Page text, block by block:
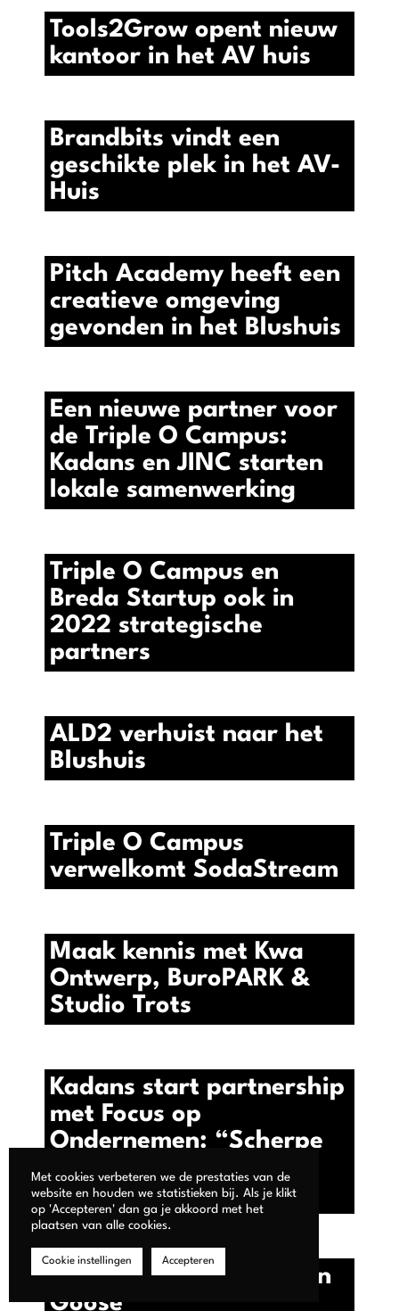
Tools2Grow opent nieuw
kantoor in het AV huis
Brandbits vindt een
geschikte plek in het AV-
Huis
Pitch Academy heeft een
creatieve omgeving
gevonden in het Blushuis
Een nieuwe partner voor
de Triple O Campus:
Kadans en JINC starten
lokale samenwerking
Triple O Campus en
Breda Startup ook in
2022 strategische
partners
ALD2 verhuist naar het
Blushuis
Triple O Campus
verwelkomt SodaStream
Maak kennis met Kwa
Ontwerp, BuroPARK &
Studio Trots
Kadans start partnership
met Focus op
Ondernemen: “Scherpe
focus en stappen
maken!”
Maak kennis met Lemon
Goose
Met cookies verbeteren we de prestaties van de
website en houden we statistieken bij. Als je klikt
op 'Accepteren' dan ga je akkoord met het
plaatsen van alle cookies.
Cookie instellingen Accepteren